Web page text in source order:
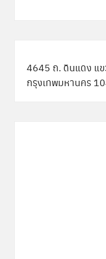
4645 ถ. ดินแดง แ
กรุงเทพมหานคร